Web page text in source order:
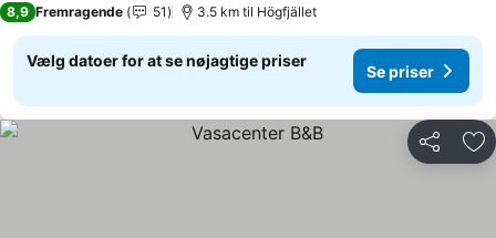
8,9 Fremragende 51 3.5 km til Högfjället
Vælg datoer for at se nøjagtige priser
Se priser
Del